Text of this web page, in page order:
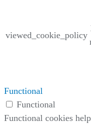
viewed_cookie_policy
Functional
Functional
Functional cookies